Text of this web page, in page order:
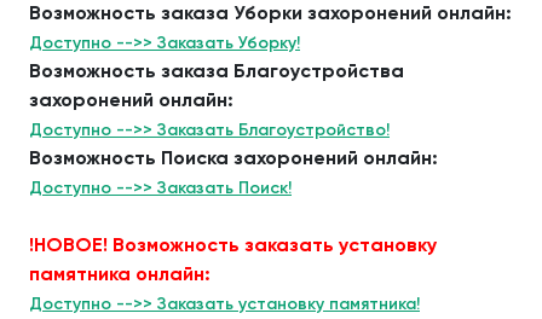
Возможность заказа Уборки захоронений онлайн:
Доступно -->> Заказать Уборку!
Возможность заказа Благоустройства
захоронений онлайн:
Доступно -->> Заказать Благоустройство!
Возможность Поиска захоронений онлайн:
Доступно -->> Заказать Поиск!
!НОВОЕ! Возможность заказать установку
памятника онлайн:
Доступно -->> Заказать установку памятника!